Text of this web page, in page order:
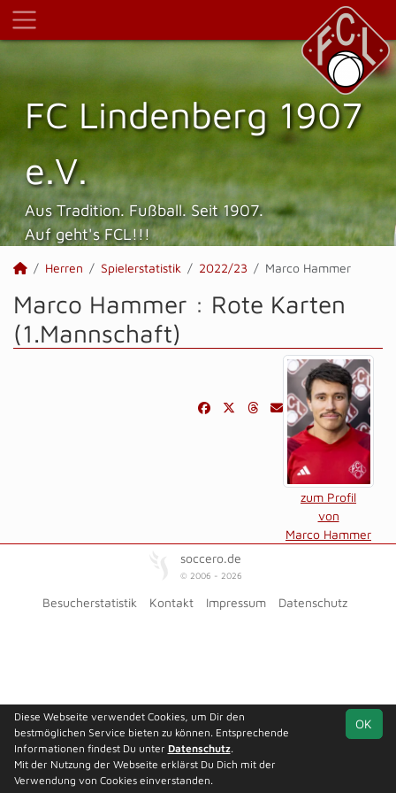
FC Lindenberg 1907
e.V.
Aus Tradition. Fußball. Seit 1907.
Auf geht's FCL!!!
Herren Spielerstatistik 2022/23 Marco Hammer
Marco Hammer : Rote Karten
(1.Mannschaft)
zum Profil
von
Marco Hammer
soccero.de
© 2006 - 2026
Besucherstatistik Kontakt Impressum Datenschutz
OK
Diese Webseite verwendet Cookies, um Dir den
bestmöglichen Service bieten zu können. Entsprechende
Informationen findest Du unter Datenschutz.
Mit der Nutzung der Webseite erklärst Du Dich mit der
Verwendung von Cookies einverstanden.